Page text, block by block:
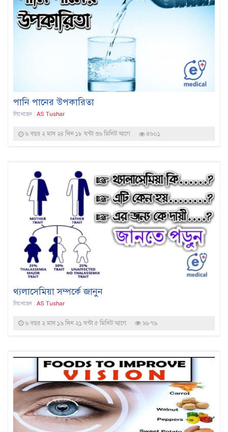
পানি পানের উপকারিতা
লিখেছেন : AS Tushar
৬ বছর ২ মাস ২৪ দিন ১৮ ঘন্টা ৩৬ মিনিট আগে ৪৬০১
থ্যলাসেমিয়া সম্পর্কে জানুন
লিখেছেন : AS Tushar
৬ বছর ২ মাস ১৯ দিন ২১ ঘন্টা ৫ মিনিট আগে ৯৮৭৯